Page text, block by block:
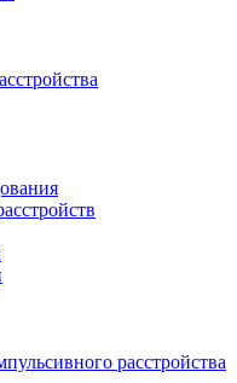
расстройства